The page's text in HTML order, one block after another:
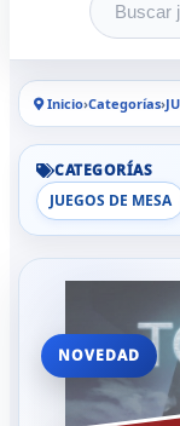
Buscar
Inicio›Categorías›
CATEGORÍAS
JUEGOS DE MESA
NOVEDAD